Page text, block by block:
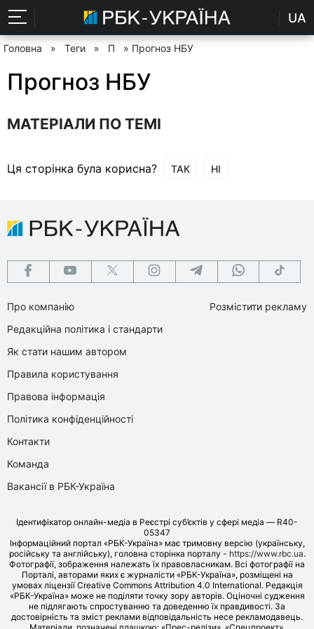
UA
Головна » Теги » П » Прогноз НБУ
Прогноз НБУ
МАТЕРІАЛИ ПО ТЕМІ
Ця сторінка була корисна? ТАК НІ
Про компанію
Редакційна політика і стандарти
Як стати нашим автором
Правила користування
Правова інформація
Політика конфіденційності
Контакти
Команда
Вакансії в РБК-Україна
Розмістити рекламу
Ідентифікатор онлайн-медіа в Реєстрі суб’єктів у сфері медіа — R40-
05347
Інформаційний портал «РБК-Україна» має тримовну версію (українську,
російську та англійську), головна сторінка порталу - https://www.rbc.ua.
Фотографії, зображення належать їх правовласникам. Всі фотографії на
Порталі, авторами яких є журналісти «РБК-Україна», розміщені на
умовах ліцензії Creative Commons Attribution 4.0 International. Редакція
«РБК-Україна» може не поділяти точку зору авторів. Оціночні судження
не підлягають спростуванню та доведенню їх правдивості. За
достовірність та зміст реклами відповідальність несе рекламодавець.